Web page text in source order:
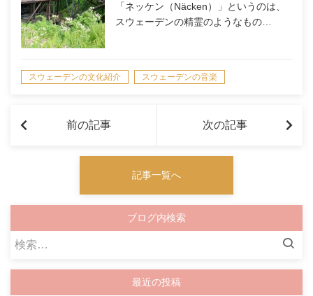
「ネッケン（Näcken）」というのは、
スウェーデンの精霊のようなもの…
スウェーデンの文化紹介 スウェーデンの音楽
前の記事 次の記事
記事一覧へ
ブログ内検索
検
最近の投稿